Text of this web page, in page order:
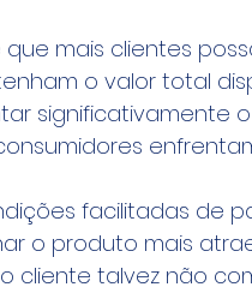
mais clientes
o valor total
significativamente
facilitadas de
o produto mais
cliente talvez não